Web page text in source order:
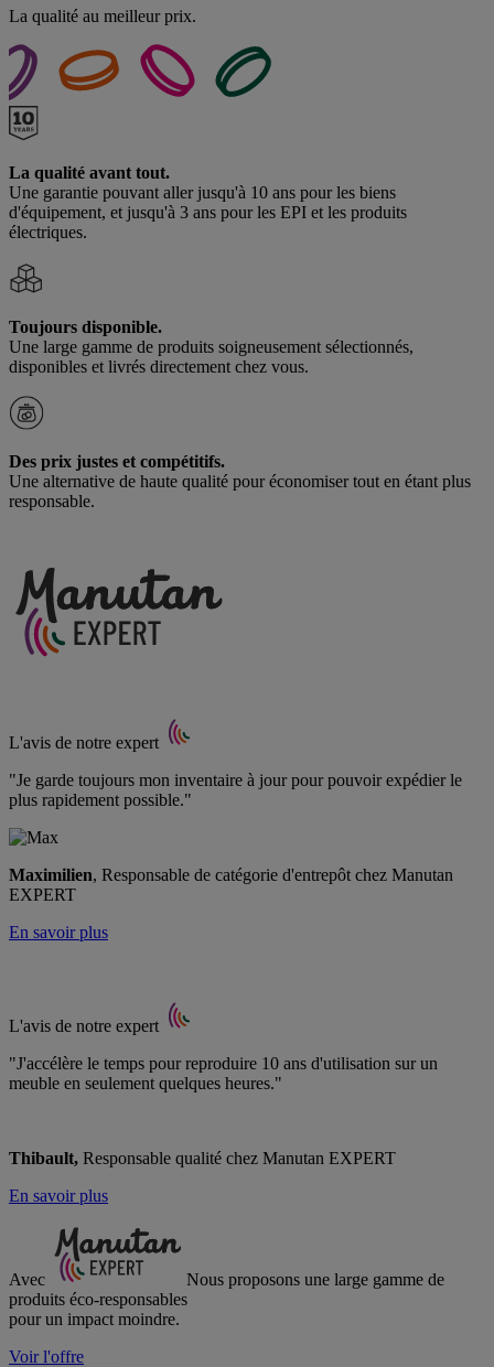
La qualité au meilleur prix.
La qualité avant tout.
Une garantie pouvant aller jusqu'à 10 ans pour les biens
d'équipement, et jusqu'à 3 ans pour les EPI et les produits
électriques.
Toujours disponible.
Une large gamme de produits soigneusement sélectionnés,
disponibles et livrés directement chez vous.
Des prix justes et compétitifs.
Une alternative de haute qualité pour économiser tout en étant plus
responsable.
L'avis de notre expert
"Je garde toujours mon inventaire à jour pour pouvoir expédier le
plus rapidement possible."
Maximilien, Responsable de catégorie d'entrepôt chez Manutan
EXPERT
En savoir plus
L'avis de notre expert
"J'accélère le temps pour reproduire 10 ans d'utilisation sur un
meuble en seulement quelques heures."
Thibault, Responsable qualité chez Manutan EXPERT
En savoir plus
Avec
Nous proposons une large gamme de
produits éco-responsables
pour un impact moindre.
Voir l'offre